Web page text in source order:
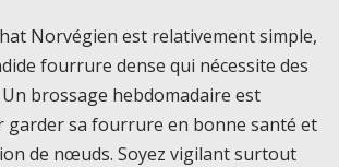
Norvégien est relativement simple,
fourrure dense qui nécessite des
brossage hebdomadaire est
garder sa fourrure en bonne santé et
de nœuds. Soyez vigilant surtout